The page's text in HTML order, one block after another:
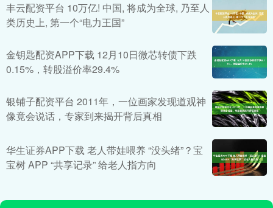
丰云配资平台 10万亿! 中国, 将成为全球, 乃至人
类历史上, 第一个“电力王国”
金钥匙配资APP下载 12月10日微芯转债下跌
0.15%，转股溢价率29.4%
银铺子配资平台 2011年，一位画家发现道观神
像竟会说话，专家到来揭开背后真相
华生证券APP下载 老人带娃喂养 “没头绪”？宝
宝树 APP “共享记录” 给老人指方向